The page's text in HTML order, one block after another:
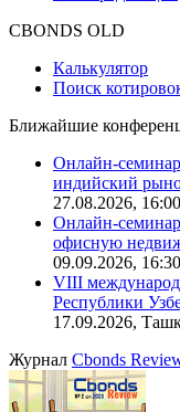
Оферта для
IT-аккредитация
Поиск
Ближайшие
Онлайн-
индийский
27.08.2026,
Онлайн-
офисную
VIII
Республики
17.09.2026,